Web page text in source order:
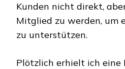
Kunden nicht direkt,
Mitglied zu werden, um
zu unterstützen.
Plötzlich erhielt ich eine